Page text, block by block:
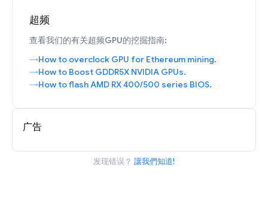
超频
查看我们的有关超频GPU的挖掘指南:
How to overclock GPU for Ethereum mining.
How to Boost GDDR5X NVIDIA GPUs.
How to flash AMD RX 400/500 series BIOS.
广告
发现错误？ 讓我們知道!